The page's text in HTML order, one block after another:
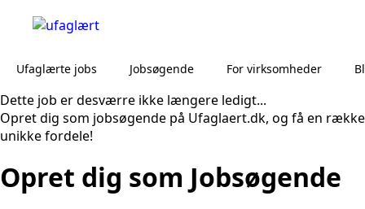
Ufaglærte jobs Jobsøgende For virksomheder
Dette job er desværre ikke længere ledigt...
Opret dig som jobsøgende på Ufaglaert.dk, og få en række
unikke fordele!
Opret dig som Jobsøgende